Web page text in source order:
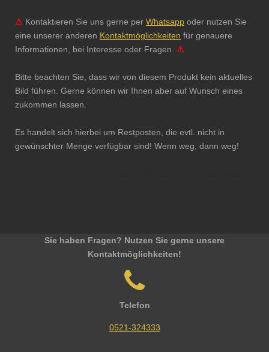
⚠ Kontaktieren Sie uns gerne per Whatsapp oder nutzen Sie
eine unserer anderen Kontaktmöglichkeiten für genauere
Informationen, bei Interesse oder Fragen. ⚠
Bitte beachten Sie, dass wir von diesem Produkt kein aktuelles
Bild führen. Gerne können wir Ihnen aber auf Wunsch eines
zukommen lassen.
Es handelt sich hierbei um Restposten, die evtl. nicht in
gewünschter Menge verfügbar sind! Wenn weg, dann weg!
Sie haben Fragen? Nutzen Sie gerne unsere
Kontaktmöglichkeiten!
Telefon
0521-324333